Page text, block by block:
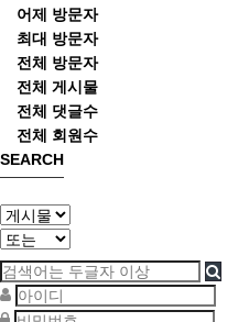
어제 방문자
최대 방문자
전체 방문자
전체 게시물
전체 댓글수
전체 회원수
SEARCH